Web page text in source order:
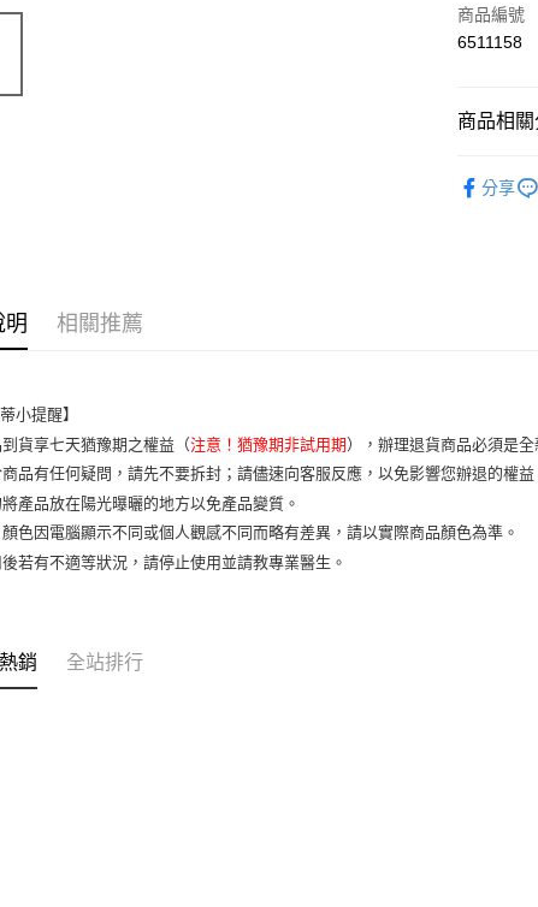
信用卡一
ATM付款
宅配
商品編號
6511158
商品相
分享
明 相關推薦
小提醒】
貨享七天猶豫期之權益（注意！猶豫期非試用期），辦理退貨商品必須是
品有任何疑問，請先不要拆封；請儘速向客服反應，以免影響您辦退的權
產品放在陽光曝曬的地方以免產品變質。
色因電腦顯示不同或個人觀感不同而略有差異，請以實際商品顏色為準。
若有不適等狀況，請停止使用並請教專業醫生。
銷 全站排行